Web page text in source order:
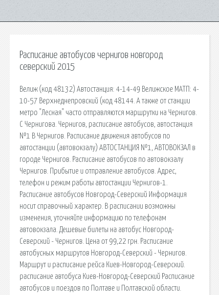
Расписание автобусов чернигов новгород
северский 2015
Велиж (код 48132) Автостанция: 4-14-49 Велижское МАТП: 4-
10-57 Верхнеднепровский (код 48144. А также от станции
метро "Лесная" часто отправляются маршрутки на Чернигов.
С Чернигова. Чернигов, расписание автобусов, автостанция
№1 В Чернигов. Расписание движения автобусов по
автостанции (автовокзалу) АВТОСТАНЦИЯ №1, АВТОВОКЗАЛ в
городе Чернигов. Расписание автобусов по автовокзалу
Чернигов. Прибытие и отправление автобусов. Адрес,
телефон и режим работы автостанции Чернигов-1.
Расписание автобусов Новгород-Северский Информация
носит справочный характер. В расписании возможны
изменения, уточняйте информацию по телефонам
автовокзала. Дешевые билеты на автобус Новгород-
Северский - Чернигов. Цена от 99,22 грн. Расписание
автобусных маршрутов Новгород-Северский - Чернигов.
Маршрут и расписание рейса Киев-Новгород-Северский.
расписание автобуса Киев-Новгород-Северский Расписание
автобусов и поездов по Полтаве и Полтавской области.